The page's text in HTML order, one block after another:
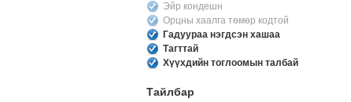
Эйр кондешн
Орцны хаалга төмөр кодтой
Гадуураа нэгдсэн хашаа
Тагттай
Хүүхдийн тоглоомын талбай
Тайлбар